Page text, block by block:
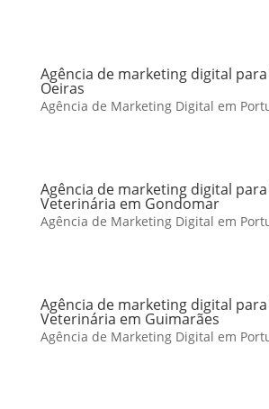
Agência de marketing digital
Oeiras
Agência de Marketing Digital em
Agência de marketing digital para
Veterinária em Gondomar
Agência de Marketing Digital em
Agência de marketing digital para
Veterinária em Guimarães
Agência de Marketing Digital em